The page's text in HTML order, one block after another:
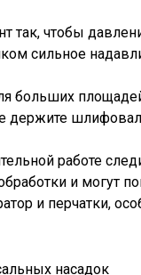
так, чтобы
сильное
больших
держите
работе
и могут
и перчатки,
насадок